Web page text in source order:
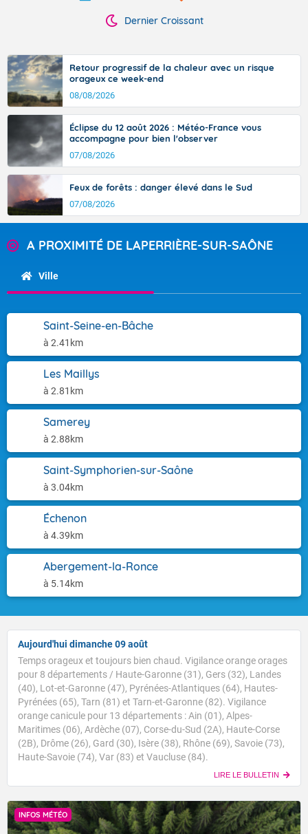
Dernier Croissant
Retour progressif de la chaleur avec un risque
orageux ce week-end
08/08/2026
Éclipse du 12 août 2026 : Météo-France vous
accompagne pour bien l'observer
07/08/2026
Feux de forêts : danger élevé dans le Sud
07/08/2026
A PROXIMITÉ DE LAPERRIÈRE-SUR-SAÔNE
Ville
Saint-Seine-en-Bâche
à 2.41km
Les Maillys
à 2.81km
Samerey
à 2.88km
Saint-Symphorien-sur-Saône
à 3.04km
Échenon
à 4.39km
Abergement-la-Ronce
à 5.14km
Aujourd'hui dimanche 09 août
Temps orageux et toujours bien chaud. Vigilance orange orages
pour 8 départements / Haute-Garonne (31), Gers (32), Landes
(40), Lot-et-Garonne (47), Pyrénées-Atlantiques (64), Hautes-
Pyrénées (65), Tarn (81) et Tarn-et-Garonne (82). Vigilance
orange canicule pour 13 départements : Ain (01), Alpes-
Maritimes (06), Ardèche (07), Corse-du-Sud (2A), Haute-Corse
(2B), Drôme (26), Gard (30), Isère (38), Rhône (69), Savoie (73),
Haute-Savoie (74), Var (83) et Vaucluse (84).
LIRE LE BULLETIN
INFOS MÉTÉO